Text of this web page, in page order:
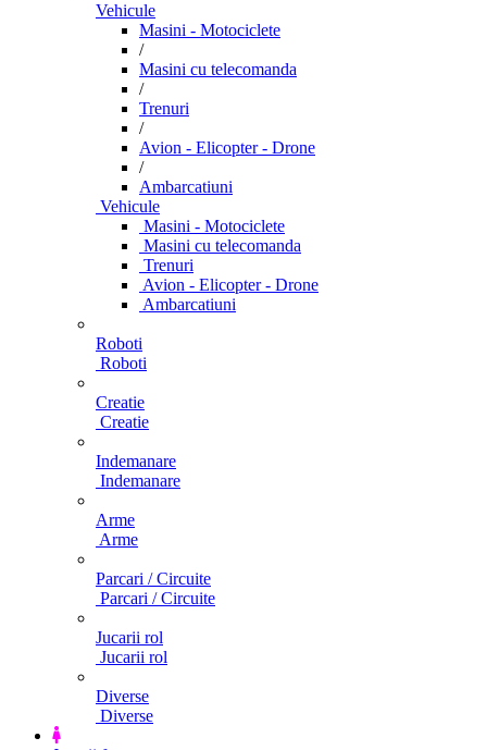
Vehicule
Masini - Motociclete
/
Masini cu telecomanda
/
Trenuri
/
Avion - Elicopter - Drone
/
Ambarcatiuni
Vehicule
Masini - Motociclete
Masini cu telecomanda
Trenuri
Avion - Elicopter - Drone
Ambarcatiuni
Roboti
Roboti
Creatie
Creatie
Indemanare
Indemanare
Arme
Arme
Parcari / Circuite
Parcari / Circuite
Jucarii rol
Jucarii rol
Diverse
Diverse